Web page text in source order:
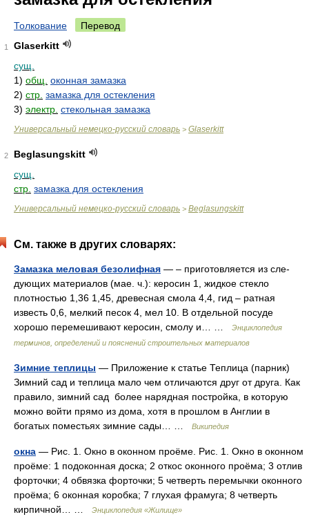
Толкование Перевод
1
Glaserkitt
сущ.
1) общ. оконная замазка
2) стр. замазка для остекления
3) электр. стекольная замазка
Универсальный немецко-русский словарь > Glaserkitt
2
Beglasungskitt
сущ.
стр. замазка для остекления
Универсальный немецко-русский словарь > Beglasungskitt
См. также в других словарях:
Замазка меловая безолифная — – приготовляется из сле­
дующих материалов (мае. ч.): керосин 1, жидкое стек­ло
плотностью 1,36 1,45, древесная смола 4,4, гид – ратная
известь 0,6, мелкий песок 4, мел 10. В от­дельной посуде
хорошо перемешивают керосин, смолу и… …
Энциклопедия
терминов, определений и пояснений строительных материалов
Зимние теплицы — Приложение к статье Теплица (парник)
Зимний сад и теплица мало чем отличаются друг от друга. Как
правило, зимний сад более нарядная постройка, в которую
можно войти прямо из дома, хотя в прошлом в Англии в
богатых поместьях зимние сады… …
Википедия
окна — Рис. 1. Окно в оконном проёме. Рис. 1. Окно в оконном
проёме: 1 подоконная доска; 2 откос оконного проёма; 3 отлив
форточки; 4 обвязка форточки; 5 четверть перемычки оконного
проёма; 6 оконная коробка; 7 глухая фрамуга; 8 четверть
кирпичной… …
Энциклопедия «Жилище»